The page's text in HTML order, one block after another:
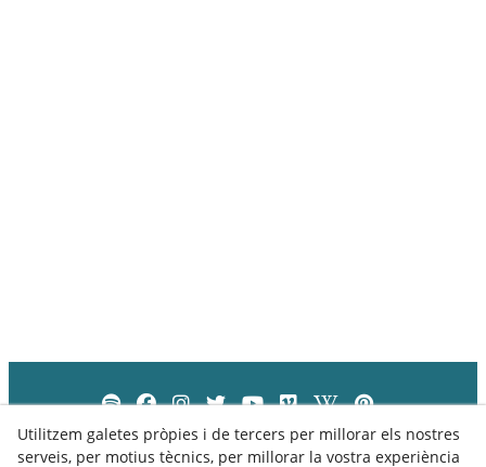
Utilitzem galetes pròpies i de tercers per millorar els nostres
serveis, per motius tècnics, per millorar la vostra experiència